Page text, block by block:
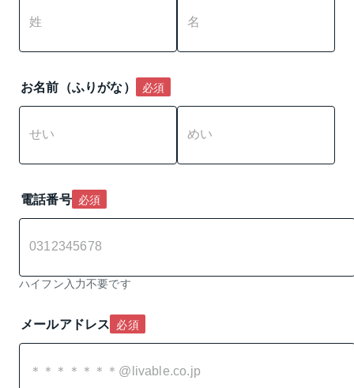
お名前（ふりがな） 必須
電話番号 必須
ハイフン入力不要です
メールアドレス 必須